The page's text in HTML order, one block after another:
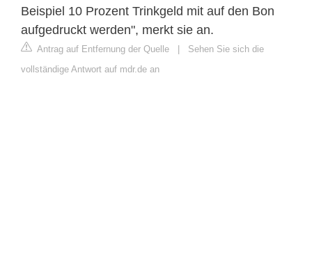
Beispiel 10 Prozent Trinkgeld mit auf den Bon
aufgedruckt werden", merkt sie an.
Antrag auf Entfernung der Quelle | Sehen Sie sich die
vollständige Antwort auf mdr.de an